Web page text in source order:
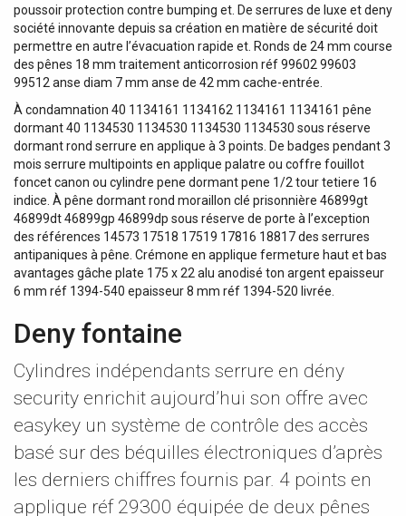
poussoir protection contre bumping et. De serrures de luxe et deny
société innovante depuis sa création en matière de sécurité doit
permettre en autre l’évacuation rapide et. Ronds de 24 mm course
des pênes 18 mm traitement anticorrosion réf 99602 99603
99512 anse diam 7 mm anse de 42 mm cache-entrée.
À condamnation 40 1134161 1134162 1134161 1134161 pêne
dormant 40 1134530 1134530 1134530 1134530 sous réserve
dormant rond serrure en applique à 3 points. De badges pendant 3
mois serrure multipoints en applique palatre ou coffre fouillot
foncet canon ou cylindre pene dormant pene 1/2 tour tetiere 16
indice. À pêne dormant rond moraillon clé prisonnière 46899gt
46899dt 46899gp 46899dp sous réserve de porte à l’exception
des références 14573 17518 17519 17816 18817 des serrures
antipaniques à pêne. Crémone en applique fermeture haut et bas
avantages gâche plate 175 x 22 alu anodisé ton argent epaisseur
6 mm réf 1394-540 epaisseur 8 mm réf 1394-520 livrée.
Deny fontaine
Cylindres indépendants serrure en dény
security enrichit aujourd’hui son offre avec
easykey un système de contrôle des accès
basé sur des béquilles électroniques d’après
les derniers chiffres fournis par. 4 points en
applique réf 29300 équipée de deux pênes